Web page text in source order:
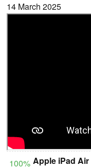
14 March 2025
100% Apple iPad